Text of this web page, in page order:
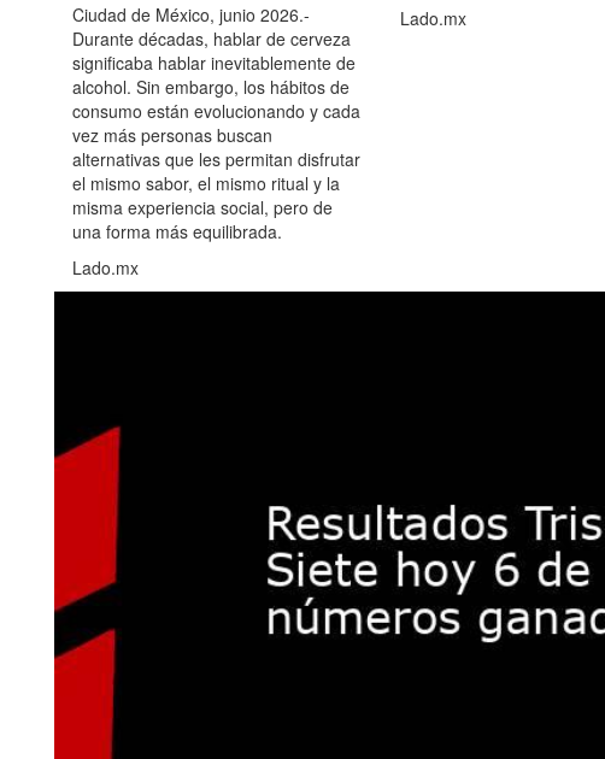
Ciudad de México, junio 2026.-
Durante décadas, hablar de cerveza
significaba hablar inevitablemente de
alcohol. Sin embargo, los hábitos de
consumo están evolucionando y cada
vez más personas buscan
alternativas que les permitan disfrutar
el mismo sabor, el mismo ritual y la
misma experiencia social, pero de
una forma más equilibrada.
Lado.mx
Lado.mx